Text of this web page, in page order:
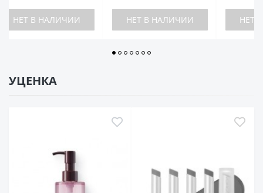
НЕТ В НАЛИЧИИ НЕТ В НАЛИЧИИ НЕТ
УЦЕНКА